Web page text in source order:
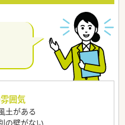
囲気
土がある
の壁がない